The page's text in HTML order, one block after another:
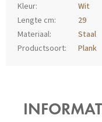
Kleur:
Wit
Lengte cm:
29
Materiaal:
Staal
Productsoort:
Plank